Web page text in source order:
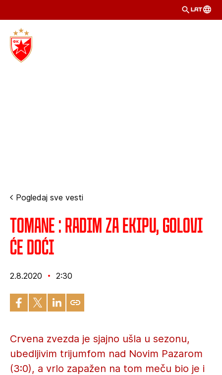
LAT
Pogledaj sve vesti
Tomane : Radim za ekipu, golovi
će doći
2.8.2020 2:30
Crvena zvezda je sjajno ušla u sezonu,
ubedljivim trijumfom nad Novim Pazarom
(3:0), a vrlo zapažen na tom meču bio je i